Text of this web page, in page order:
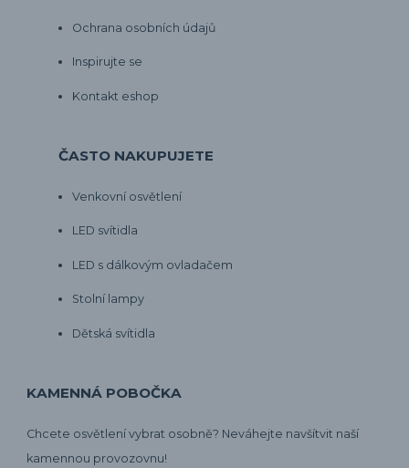
Ochrana osobních údajů
Inspirujte se
Kontakt eshop
ČASTO NAKUPUJETE
Venkovní osvětlení
LED svítidla
LED s dálkovým ovladačem
Stolní lampy
Dětská svítidla
KAMENNÁ POBOČKA
Chcete osvětlení vybrat osobně? Neváhejte navšítvit naší
kamennou provozovnu!